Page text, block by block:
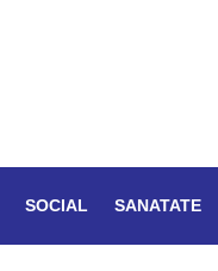
SOCIAL SANATATE